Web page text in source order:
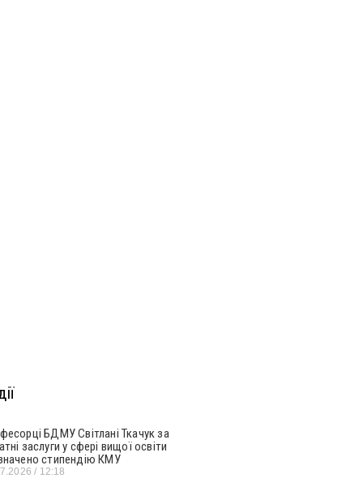
БДМУ Світлані Ткачук за
заслуги у сфері вищої освіти
стипендію КМУ
12:18